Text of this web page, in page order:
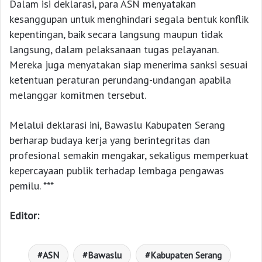
Dalam isi deklarasi, para ASN menyatakan
kesanggupan untuk menghindari segala bentuk konflik
kepentingan, baik secara langsung maupun tidak
langsung, dalam pelaksanaan tugas pelayanan.
Mereka juga menyatakan siap menerima sanksi sesuai
ketentuan peraturan perundang-undangan apabila
melanggar komitmen tersebut.
Melalui deklarasi ini, Bawaslu Kabupaten Serang
berharap budaya kerja yang berintegritas dan
profesional semakin mengakar, sekaligus memperkuat
kepercayaan publik terhadap lembaga pengawas
pemilu. ***
Editor:
ASN Bawaslu Kabupaten Serang